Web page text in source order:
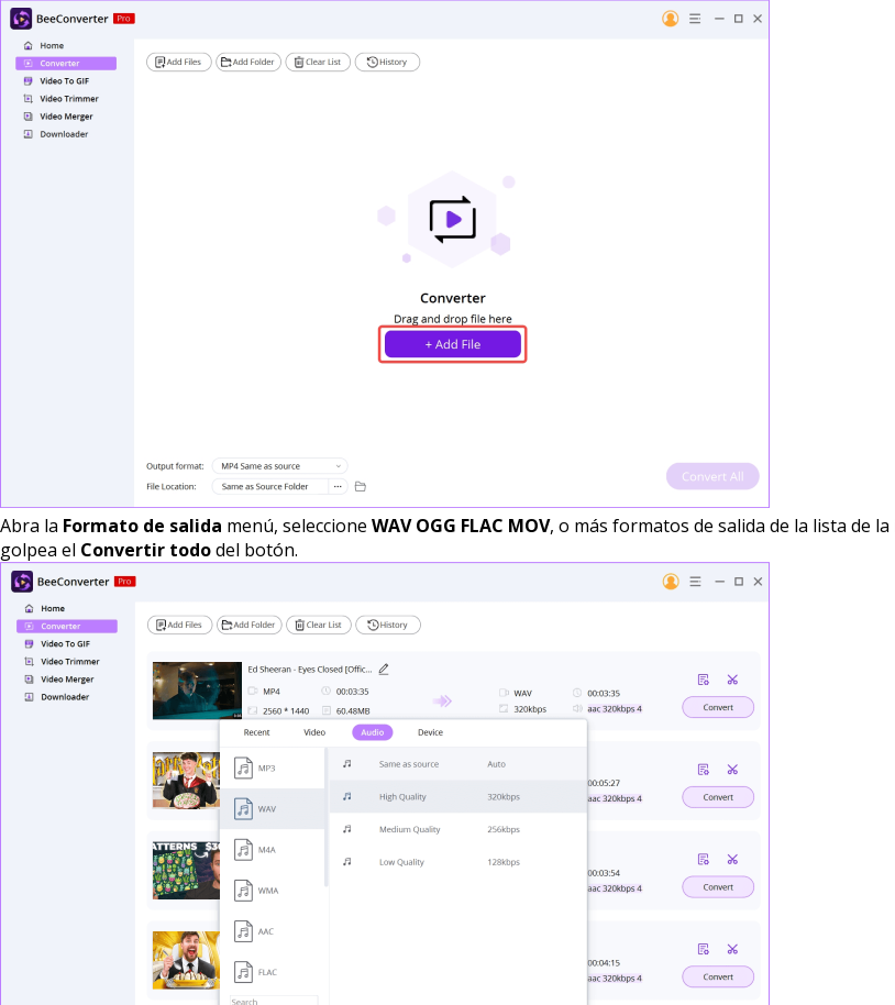
Abra la Formato de salida menú, seleccione WAV OGG FLAC MOV, o más formatos de salida de la lista de
golpea el Convertir tododel botón.